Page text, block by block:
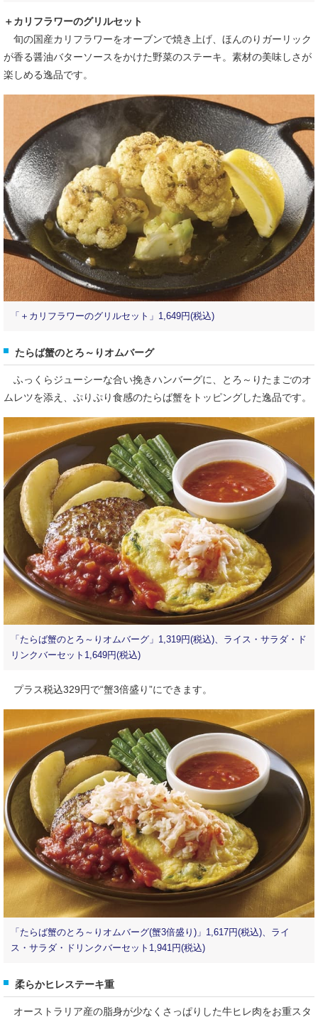
＋カリフラワーのグリルセット
旬の国産カリフラワーをオーブンで焼き上げ、ほんのりガーリック
が香る醤油バターソースをかけた野菜のステーキ。素材の美味しさが
楽しめる逸品です。
「＋カリフラワーのグリルセット」1,649円(税込)
たらば蟹のとろ～りオムバーグ
ふっくらジューシーな合い挽きハンバーグに、とろ～りたまごのオ
ムレツを添え、ぷりぷり食感のたらば蟹をトッピングした逸品です。
「たらば蟹のとろ～りオムバーグ」1,319円(税込)、ライス・サラダ・ド
リンクバーセット1,649円(税込)
プラス税込329円で“蟹3倍盛り”にできます。
「たらば蟹のとろ～りオムバーグ(蟹3倍盛り)」1,617円(税込)、ライ
ス・サラダ・ドリンクバーセット1,941円(税込)
柔らかヒレステーキ重
オーストラリア産の脂身が少なくさっぱりした牛ヒレ肉をお重スタ